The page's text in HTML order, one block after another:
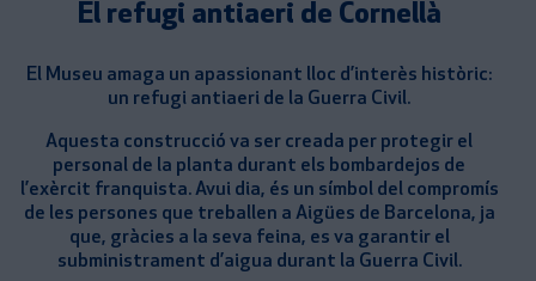
El refugi antiaeri de Cornellà
El Museu amaga un apassionant lloc d’interès històric:
un refugi antiaeri de la Guerra Civil.
Aquesta construcció va ser creada per protegir el
personal de la planta durant els bombardejos de
l’exèrcit franquista. Avui dia, és un símbol del compromís
de les persones que treballen a Aigües de Barcelona, ja
que, gràcies a la seva feina, es va garantir el
subministrament d’aigua durant la Guerra Civil.